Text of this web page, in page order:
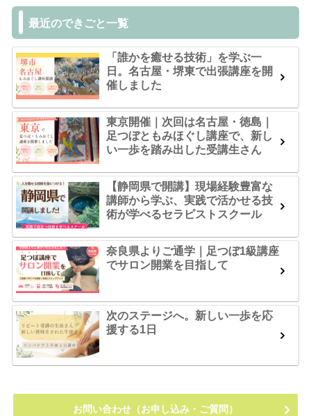
最近のできごと一覧
「誰かを癒せる技術」を学ぶ一
日。名古屋・堺東で出張講座を開
催しました
東京開催｜次回は名古屋・徳島｜
足つぼともみほぐし講座で、新し
い一歩を踏み出した受講生さん
【静岡県で開講】現場経験豊富な
講師から学ぶ、実践で活かせる技
術が学べるセラピストスクール
奈良県よりご通学｜足つぼ1級講座
でサロン開業を目指して
次のステージへ。新しい一歩を応
援する1日
お問い合わせ（お申し込み・ご質問）